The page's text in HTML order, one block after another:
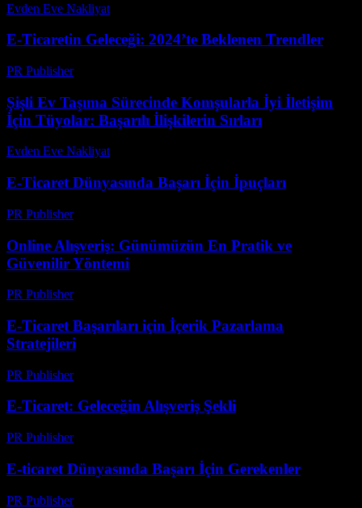
Evden Eve Nakliyat
E-Ticaretin Geleceği: 2024’te Beklenen Trendler
PR Publisher-
Şişli Ev Taşıma Sürecinde Komşularla İyi İletişim
İçin Tüyolar: Başarılı İlişkilerin Sırları
Evden Eve Nakliyat
E-Ticaret Dünyasında Başarı İçin İpuçları
PR Publisher-
Online Alışveriş: Günümüzün En Pratik ve
Güvenilir Yöntemi
PR Publisher-
E-Ticaret Başarıları için İçerik Pazarlama
Stratejileri
PR Publisher-
E-Ticaret: Geleceğin Alışveriş Şekli
PR Publisher-
E-ticaret Dünyasında Başarı İçin Gerekenler
PR Publisher-